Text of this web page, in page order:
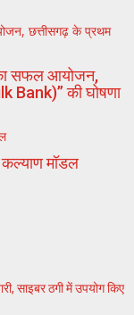
छत्तीसगढ़ के प्रथम
का सफल आयोजन,
Bank)” की घोषणा
मॉडल
साइबर ठगी में उपयोग किए